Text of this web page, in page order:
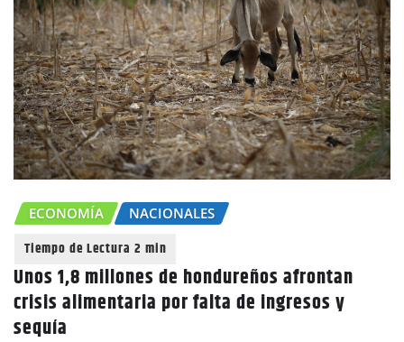
ECONOMÍA NACIONALES
Unos 1,8 millones de hondureños afrontan
crisis alimentaria por falta de ingresos y
sequía